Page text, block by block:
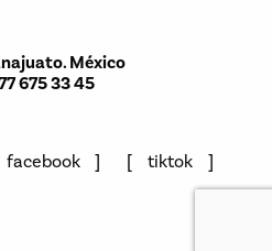
México
675 33 45
facebook tiktok